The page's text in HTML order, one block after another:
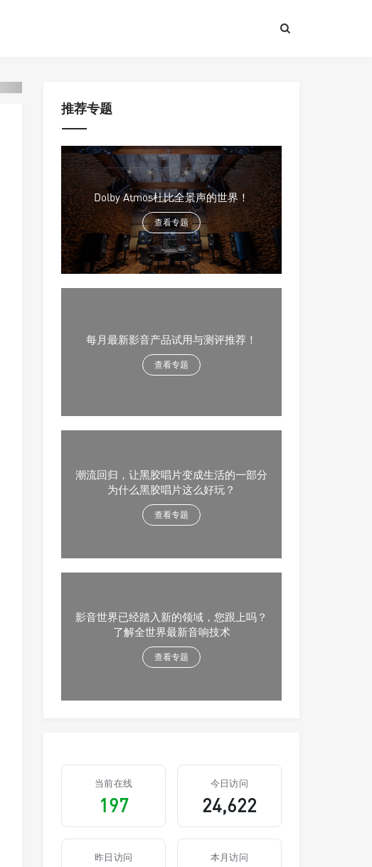
推荐专题
Dolby Atmos杜比全景声的世界！
查看专题
每月最新影音产品试用与测评推荐！
查看专题
潮流回归，让黑胶唱片变成生活的一部分
为什么黑胶唱片这么好玩？
查看专题
影音世界已经踏入新的领域，您跟上吗？
了解全世界最新音响技术
查看专题
当前在线
197
今日访问
24,622
昨日访问 本月访问